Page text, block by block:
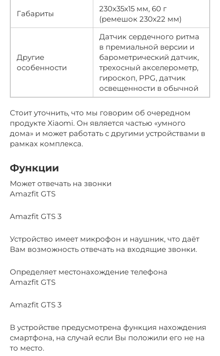
Габариты
230x35x15 мм, 60 г
(ремешок 230х22 мм)
Другие
особенности
Датчик сердечного ритма
в премиальной версии и
барометрический датчик,
трехосный акселерометр,
гироскоп, PPG, датчик
освещенности в обычной
Стоит уточнить, что мы говорим об очередном
продукте Xiaomi. Он является частью «умного
дома» и может работать с другими устройствами в
рамках комплекса.
Функции
Может отвечать на звонки
Amazfit GTS
Amazfit GTS 3
Устройство имеет микрофон и наушник, что даёт
Вам возможность отвечать на входящие звонки.
Определяет местонахождение телефона
Amazfit GTS
Amazfit GTS 3
В устройстве предусмотрена функция нахождения
смартфона, на случай если Вы положили его не на
то место.